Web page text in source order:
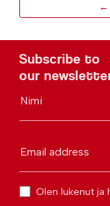
←
Subscribe to
our
Nimi
Email address
Olen lukenut ja